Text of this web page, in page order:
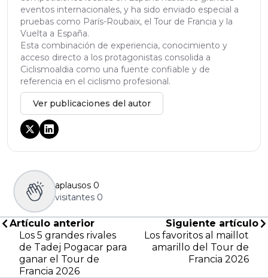
eventos internacionales, y ha sido enviado especial a
pruebas como París-Roubaix, el Tour de Francia y la
Vuelta a España.
Esta combinación de experiencia, conocimiento y
acceso directo a los protagonistas consolida a
Ciclismoaldia como una fuente confiable y de
referencia en el ciclismo profesional.
Ver publicaciones del autor
aplausos 0
visitantes 0
Artículo anterior
Los 5 grandes rivales
de Tadej Pogacar para
ganar el Tour de
Francia 2026
Siguiente artículo
Los favoritos al maillot
amarillo del Tour de
Francia 2026